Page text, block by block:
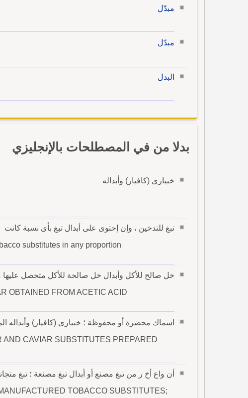
مبدّل
مبدّل
البدل
بدلا من في المصطلحات بالإنجليزي
خبيارى (كافيار) وأبداله
تبغ للتدخين ، وإن إحتوى على أبدال تبغ بأى نسبة كانت
substitutes in any proportion
خل صالح للأكل وأبدال خل صالحة للأكل متحصل
OBTAINED FROM ACETIC ACID
اسماك محضرة أو محفوظة ؛ خبيارى (كافيار) وأبداله
CAVIAR SUBSTITUTES PREPARED
أن واع أخ ر من تبغ مصنع أو أبدال تبغ مصنعة ؛ تبغ
TOBACCO SUBSTITUTES;